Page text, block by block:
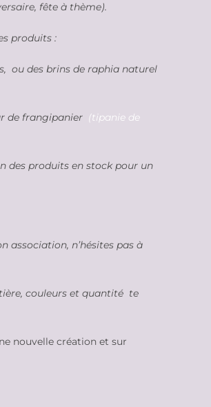
fête à thème).
produits :
ou des brins de raphia naturel
de frangipanier (tipanie de
des produits en stock pour un
association, n’hésites pas à
couleurs et quantité te
nouvelle création et sur